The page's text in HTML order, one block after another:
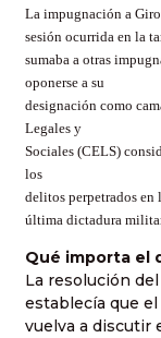
La impugnación a
sesión ocurrida en la
sumaba a otras
oponerse a su
designación como
Legales y
Sociales (CELS)
los
delitos perpetrados
última dictadura
Qué importa el
La resolución
establecía que
vuelva a discutir